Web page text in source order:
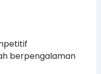
berpengalaman